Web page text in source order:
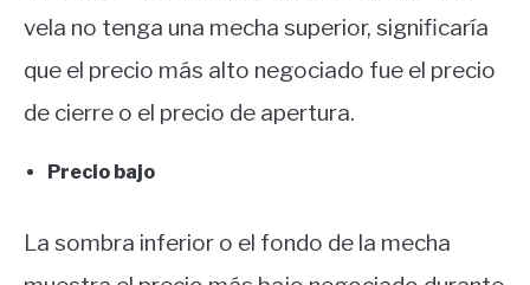
vela no tenga una mecha superior, significaría
que el precio más alto negociado fue el precio
de cierre o el precio de apertura.
Precio bajo
La sombra inferior o el fondo de la mecha